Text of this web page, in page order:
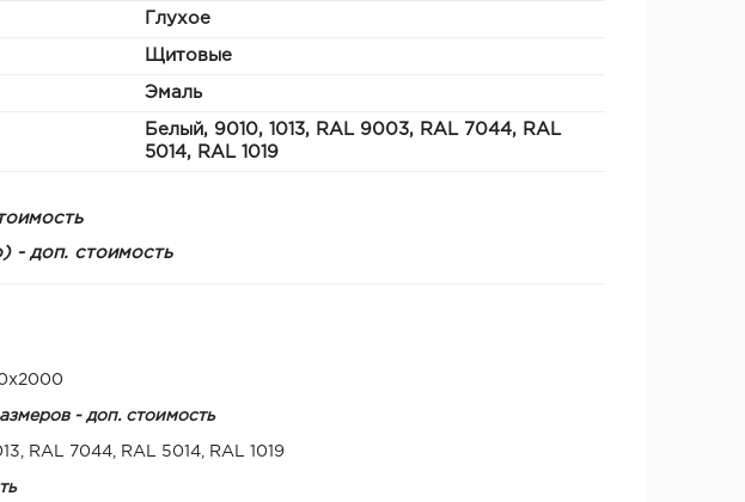
Глухое
Щитовые
Эмаль
Белый, 9010, 1013, RAL 9003, RAL 7044, RAL
5014, RAL 1019
- доп. стоимость
- доп. стоимость
RAL 7044, RAL 5014, RAL 1019